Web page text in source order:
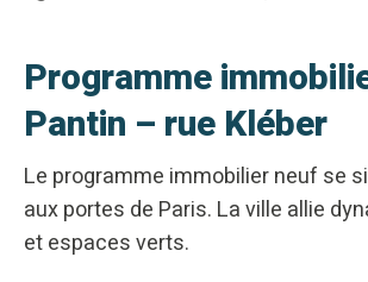
Programme
Pantin – rue Kléber
Le programme immobilier neuf se
aux portes de Paris. La ville allie
et espaces verts.